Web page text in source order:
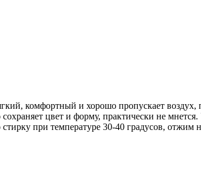
комфортный и хорошо пропускает воздух,
цвет и форму, практически не
при температуре 30-40 градусов, отжим